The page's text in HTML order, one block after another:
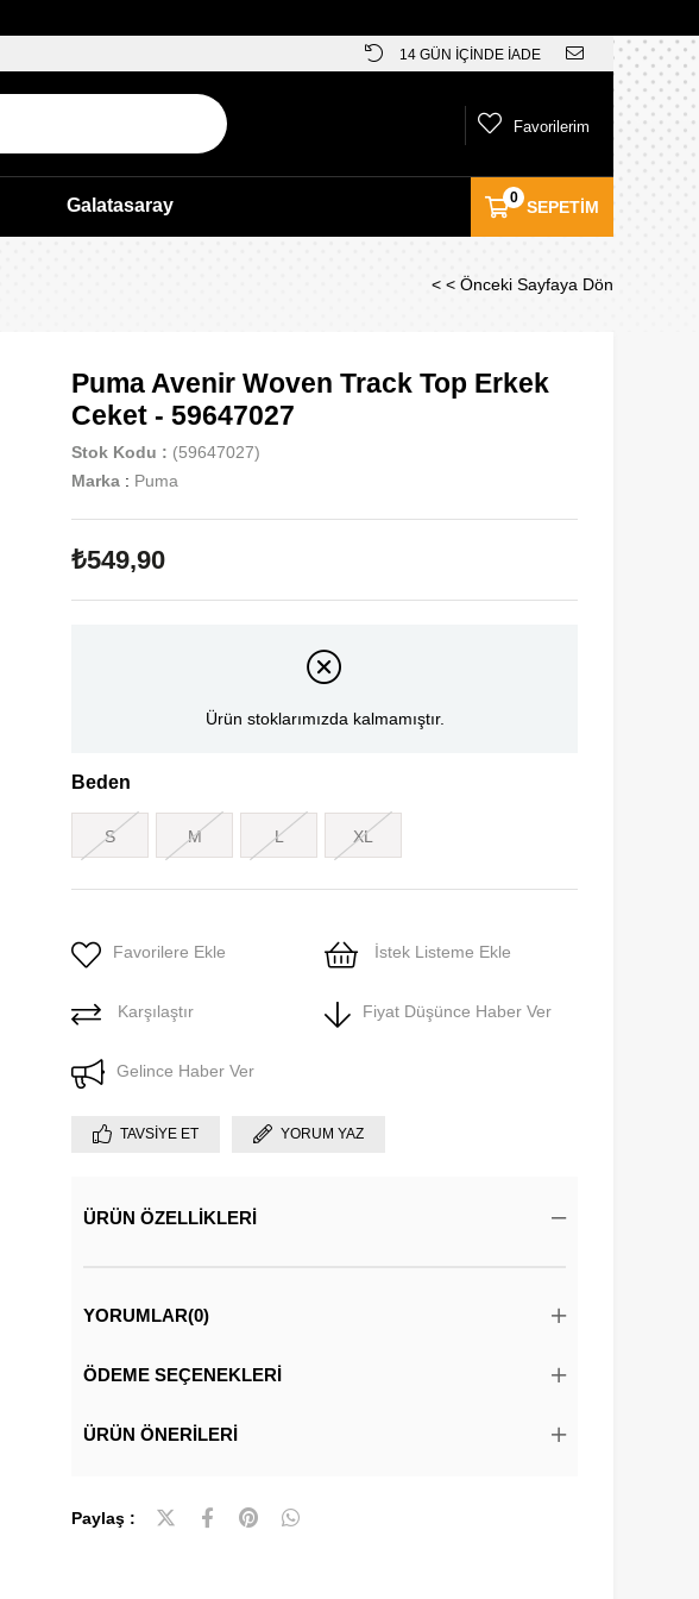
14 GÜN İÇİNDE İADE
SEPETIM
0
Favorilerim
Galatasaray
< < Önceki Sayfaya Dön
Puma Avenir Woven Track Top Erkek
Ceket - 59647027
Stok Kodu
(59647027)
Marka : Puma
₺549,90
Ürün stoklarımızda kalmamıştır.
Beden
S M L XL
Favorilere Ekle İstek Listeme Ekle
Karşılaştır Fiyat Düşünce Haber Ver
Gelince Haber Ver
TAVSIYE ET YORUM YAZ
ÜRÜN ÖZELLIKLERI
YORUMLAR(0)
ÖDEME SEÇENEKLERI
ÜRÜN ÖNERILERI
Paylaş :